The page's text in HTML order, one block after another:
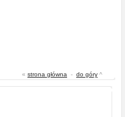
« strona główna - do góry ^